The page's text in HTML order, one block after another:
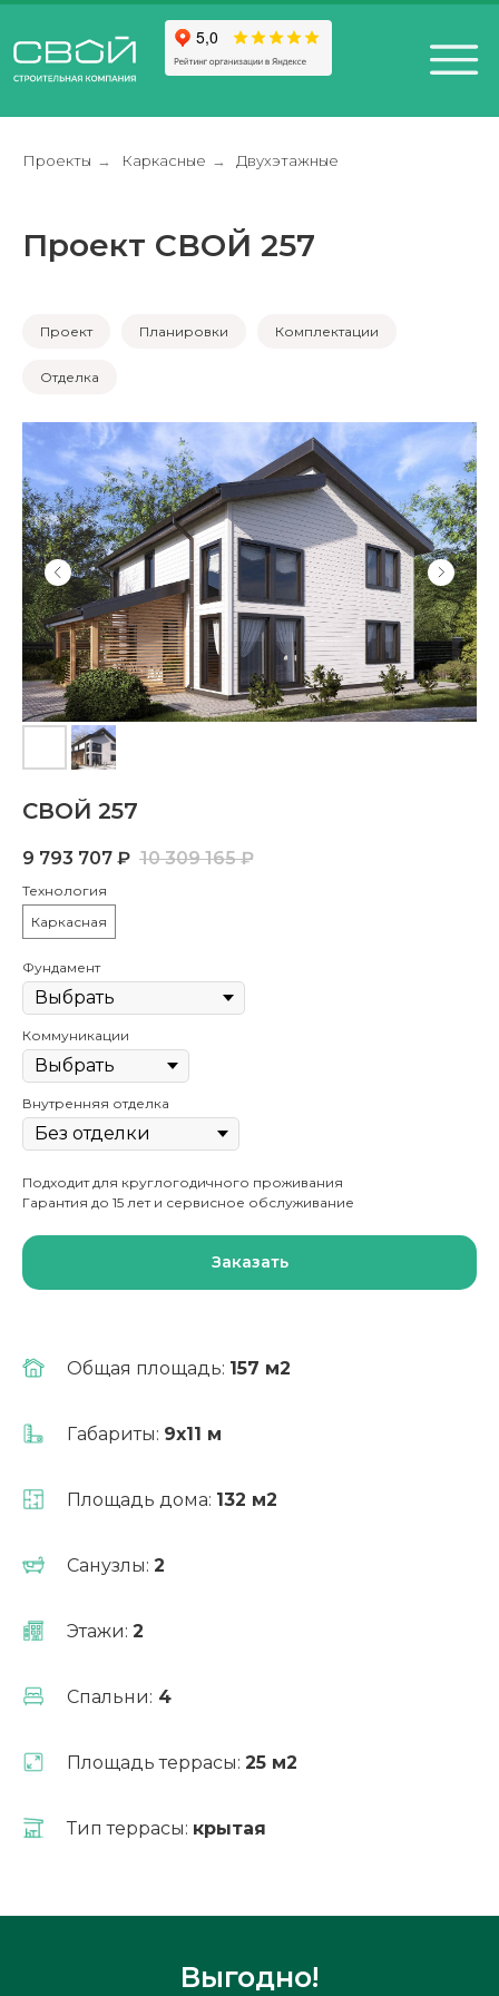
(812) 611-24-42
200-25-57
Санкт-Петербург,
Проекты → Каркасные → Двухэтажные
Проект СВОЙ 257
Проект Планировки Комплектации
Отделка
СВОЙ 257
9 793 707 ₽ 10 309 165 ₽
Технология
Каркасная
Фундамент
Коммуникации
Внутренняя отделка
Подходит для круглогодичного проживания
Гарантия до 15 лет и сервисное обслуживание
Заказать
Общая площадь: 157 м2
Габариты: 9х11 м
Площадь дома: 132 м2
Санузлы: 2
Этажи: 2
Спальни: 4
Площадь террасы: 25 м2
Тип террасы: крытая
Рассчитать ипотеку
Ипотека от 6%